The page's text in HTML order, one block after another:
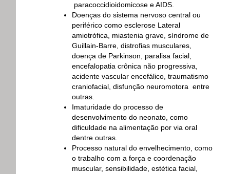
paracoccidioidomicose e AIDS.
Doenças do sistema nervoso central ou
periférico como esclerose Lateral
amiotrófica, miastenia grave, síndrome de
Guillain-Barre, distrofias musculares,
doença de Parkinson, paralisa facial,
encefalopatia crônica não progressiva,
acidente vascular encefálico, traumatismo
craniofacial, disfunção neuromotora entre
outras.
Imaturidade do processo de
desenvolvimento do neonato, como
dificuldade na alimentação por via oral
dentre outras.
Processo natural do envelhecimento, como
o trabalho com a força e coordenação
muscular, sensibilidade, estética facial,